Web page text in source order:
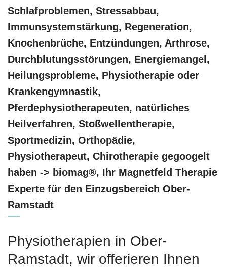
Schlafproblemen, Stressabbau,
Immunsystemstärkung, Regeneration,
Knochenbrüche, Entzündungen, Arthrose,
Durchblutungsstörungen, Energiemangel,
Heilungsprobleme, Physiotherapie oder
Krankengymnastik,
Pferdephysiotherapeuten, natürliches
Heilverfahren, Stoßwellentherapie,
Sportmedizin, Orthopädie,
Physiotherapeut, Chirotherapie gegoogelt
haben -> biomag®, Ihr Magnetfeld Therapie
Experte für den Einzugsbereich Ober-
Ramstadt
Physiotherapien in Ober-
Ramstadt, wir offerieren Ihnen